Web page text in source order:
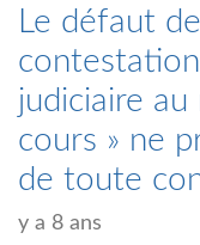
Le défaut
judiciaire
cours » ne
de toute
y a 8 ans